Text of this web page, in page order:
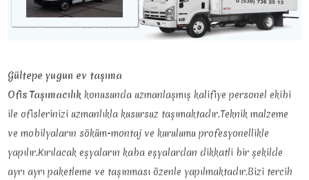
Gültepe yugun ev taşıma
Ofis Taşımacılık konusunda uzmanlaşmış kalifiye personel ekibi
ile ofislerinizi uzmanlıkla kusursuz taşımaktadır.Teknik malzeme
ve mobilyaların söküm-montaj ve kurulumu profesyonellikle
yapılır.Kırılacak eşyaların kaba eşyalardan dikkatli bir şekilde
ayrı ayrı paketleme ve taşınması özenle yapılmaktadır.Bizi tercih